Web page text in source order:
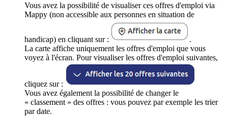
Vous avez la possibilité de visualiser ces offres d'emploi via
Mappy (non accessible aux personnes en situation de
handicap) en cliquant sur :
.
La carte affiche uniquement les offres d'emploi que vous
voyez à l'écran. Pour visualiser les offres d'emploi suivantes,
cliquez sur :
Vous avez également la possibilité de changer le
« classement » des offres : vous pouvez par exemple les trier
par date.